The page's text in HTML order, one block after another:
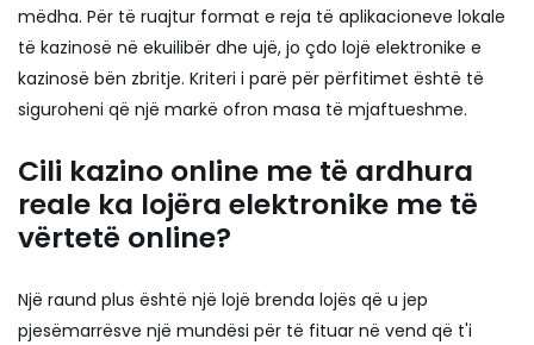
mëdha. Për të ruajtur format e reja të aplikacioneve lokale
të kazinosë në ekuilibër dhe ujë, jo çdo lojë elektronike e
kazinosë bën zbritje. Kriteri i parë për përfitimet është të
siguroheni që një markë ofron masa të mjaftueshme.
Cili kazino online me të ardhura
reale ka lojëra elektronike me të
vërtetë online?
Një raund plus është një lojë brenda lojës që u jep
pjesëmarrësve një mundësi për të fituar në vend që t'i